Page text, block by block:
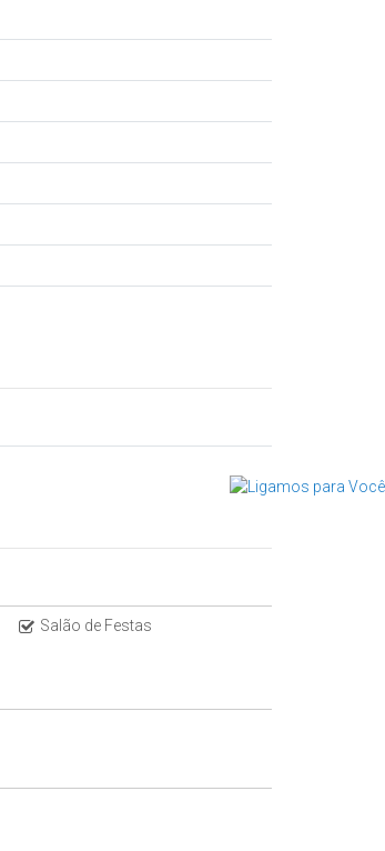
Salão de Festas